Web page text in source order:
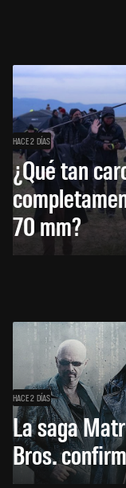
HACE 2 DÍAS
¿Qué tan
70 mm?
HACE 2 DÍAS
La saga
Bros.